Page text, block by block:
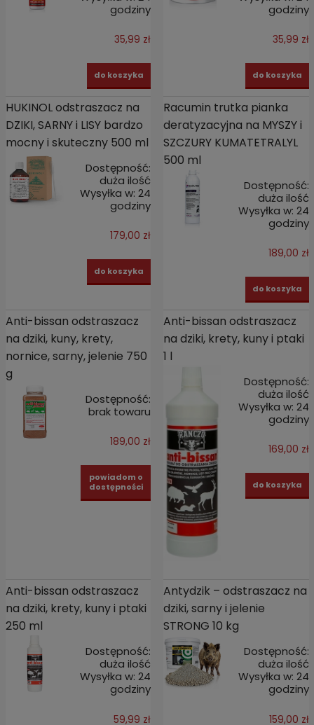
godziny
35,99 zł
do koszyka
godziny
35,99 zł
do koszyka
HUKINOL odstraszacz na
DZIKI, SARNY i LISY bardzo
mocny i skuteczny 500 ml
Dostępność:
duża ilość
Wysyłka w: 24
godziny
179,00 zł
do koszyka
Racumin trutka pianka
deratyzacyjna na MYSZY i
SZCZURY KUMATETRALYL
500 ml
Dostępność:
duża ilość
Wysyłka w: 24
godziny
189,00 zł
do koszyka
Anti-bissan odstraszacz
na dziki, kuny, krety,
nornice, sarny, jelenie 750
g
Dostępność:
brak towaru
189,00 zł
powiadom o
dostępności
Anti-bissan odstraszacz
na dziki, krety, kuny i ptaki
1 l
Dostępność:
duża ilość
Wysyłka w: 24
godziny
169,00 zł
do koszyka
Anti-bissan odstraszacz
na dziki, krety, kuny i ptaki
250 ml
Dostępność:
duża ilość
Wysyłka w: 24
godziny
59,99 zł
Antydzik – odstraszacz na
dziki, sarny i jelenie
STRONG 10 kg
Dostępność:
duża ilość
Wysyłka w: 24
godziny
159,00 zł